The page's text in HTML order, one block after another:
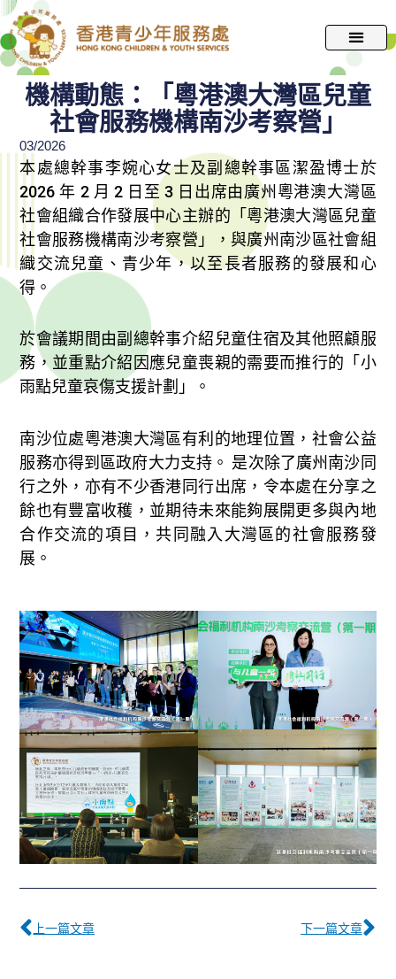
跳
至
主
機構動態：「粵港澳大灣區兒童
社會服務機構南沙考察營」
03/2026
本處總幹事李婉心女士及副總幹事區潔盈博士於
2026 年 2 月 2 日至 3 日出席由廣州粵港澳大灣區
社會組織合作發展中心主辦的「粵港澳大灣區兒童
社會服務機構南沙考察營」，與廣州南沙區社會組
織交流兒童、青少年，以至長者服務的發展和心
得。​
於會議期間由副總幹事介紹兒童住宿及其他照顧服
務，並重點介紹因應兒童喪親的需要而推行的「小
雨點兒童哀傷支援計劃」。​
南沙位處粵港澳大灣區有利的地理位置，社會公益
服務亦得到區政府大力支持。 是次除了廣州南沙同
行之外，亦有不少香港同行出席，令本處在分享之
餘也有豐富收穫，並期待未來能夠展開更多與內地
合作交流的項目，共同融入大灣區的社會服務發
展。
Prev
上一篇文章 下一篇文章
下